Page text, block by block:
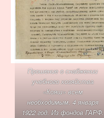
Прошение о снабжении
учебного хозяйства
«Кояш» всем
необходимым. 4 января
1922 год. Из фондов ГАРФ.